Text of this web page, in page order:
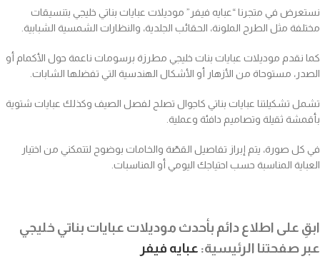
نستعرض في متجرنا “عبايه فيفر” موديلات عبايات بناتي خليجي بتنسيقات
مختلفة مثل الطرح الملونة، الحقائب الجلدية، والنظارات الشمسية الشبابية.
كما نقدم موديلات عبايات بنات خليجي مطرزة برسومات ناعمة حول الأكمام أو
الصدر، مستوحاة من الأزهار أو الأشكال الهندسية التي تفضلها الشابات.
تشمل تشكيلتنا عبايات بناتي كاجوال تصلح لفصل الصيف وكذلك عبايات شتوية
بأقمشة ثقيلة وتصاميم دافئة وعملية.
في كل صورة، يتم إبراز تفاصيل القصّة والخامات بوضوح لتتمكني من اختيار
العباية المناسبة حسب احتياجك اليومي أو المناسبات.
ابقِ على اطلاع دائم بأحدث موديلات عبايات بناتي خليجي
عبر صفحتنا الرئيسية: عبايه فيفر